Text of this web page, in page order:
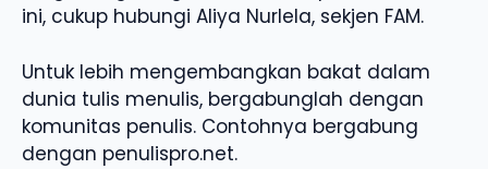
ini, cukup hubungi Aliya Nurlela, sekjen FAM.
Untuk lebih mengembangkan bakat dalam
dunia tulis menulis, bergabunglah dengan
komunitas penulis. Contohnya bergabung
dengan penulispro.net.